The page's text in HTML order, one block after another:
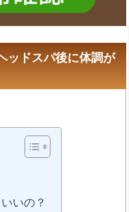
ッドスパ後に体調が
いの？